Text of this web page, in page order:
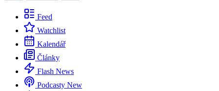
Feed
Watchlist
Kalendář
Články
Flash News
Podcasty New